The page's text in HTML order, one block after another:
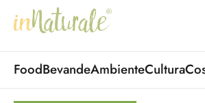
FoodBevandeAmbienteCultura